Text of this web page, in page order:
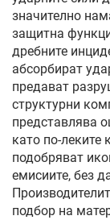
значително
защитна
дребните
абсорбират
предават
структурни
представлява
като по-леките
подобряват
емисиите, без
подбор на